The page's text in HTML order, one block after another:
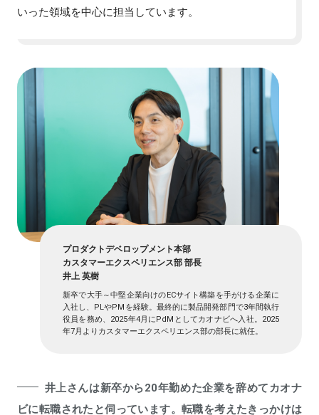
いった領域を中心に担当しています。
プロダクトデベロップメント本部
カスタマーエクスペリエンス部 部長
井上 英樹
新卒で大手～中堅企業向けのECサイト構築を手がける企業に
入社し、PLやPMを経験。最終的に製品開発部門で3年間執行
役員を務め、2025年4月にPdMとしてカオナビへ入社。2025
年7月よりカスタマーエクスペリエンス部の部長に就任。
井上さんは新卒から20年勤めた企業を辞めてカオナ
ビに転職されたと伺っています。転職を考えたきっかけは